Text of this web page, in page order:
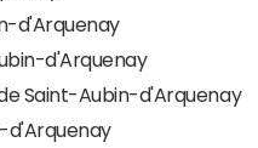
d'Arquenay
d'Arquenay
Saint-Aubin-d'Arquenay
d'Arquenay